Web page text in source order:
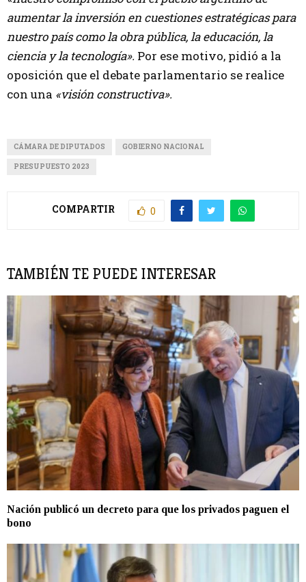
aumentar la inversión en cuestiones estratégicas para
nuestro país como la obra pública, la educación, la
ciencia y la tecnología». Por ese motivo, pidió a la
oposición que el debate parlamentario se realice
con una «visión constructiva».
CÁMARA DE DIPUTADOS GOBIERNO NACIONAL
PRESUPUESTO 2023
COMPARTIR 0
TAMBIÉN TE PUEDE INTERESAR
Nación publicó un decreto para que los privados paguen el
bono